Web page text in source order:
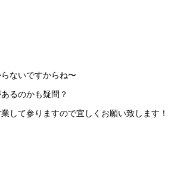
ないですからね〜
るのかも疑問？
して参りますので宜しくお願い致します！